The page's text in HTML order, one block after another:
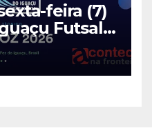
feira (7)
Futsal
de quatro